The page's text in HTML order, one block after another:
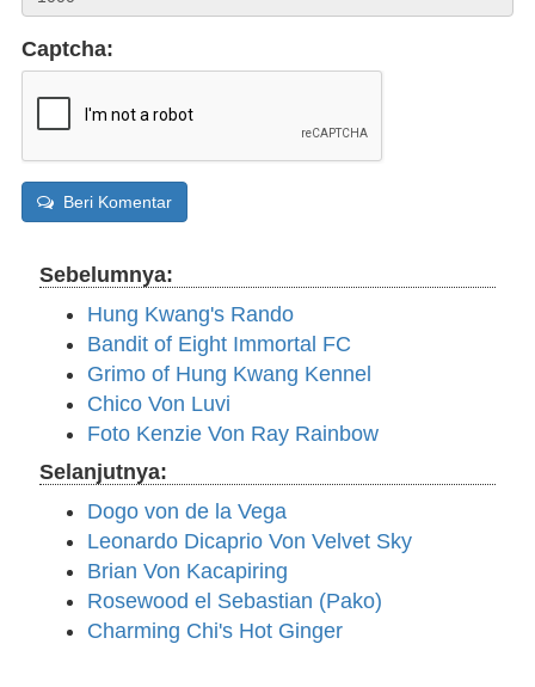
Captcha:
Beri Komentar
Sebelumnya:
Hung Kwang's Rando
Bandit of Eight Immortal FC
Grimo of Hung Kwang Kennel
Chico Von Luvi
Foto Kenzie Von Ray Rainbow
Selanjutnya:
Dogo von de la Vega
Leonardo Dicaprio Von Velvet Sky
Brian Von Kacapiring
Rosewood el Sebastian (Pako)
Charming Chi's Hot Ginger